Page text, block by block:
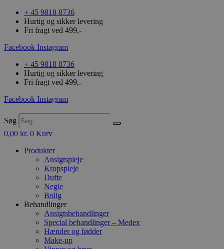
+ 45 9818 8736
Hurtig og sikker levering
Fri fragt ved 499,-
Facebook Instagram
+ 45 9818 8736
Hurtig og sikker levering
Fri fragt ved 499,-
Facebook Instagram
Søg
0,00 kr. 0 Kurv
Produkter
Ansigtspleje
Kropspleje
Dufte
Negle
Bolig
Behandlinger
Ansigtsbehandlinger
Special behandlinger – Medex
Hænder og fødder
Make-up